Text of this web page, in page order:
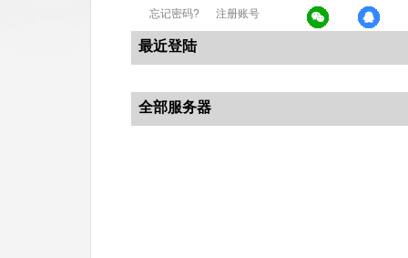
忘记密码? 注册账号
最近登陆
全部服务器